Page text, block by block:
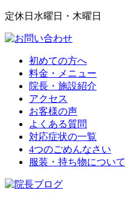
定休日 水曜日・木曜日
初めての方へ
料金・メニュー
院長・施設紹介
アクセス
お客様の声
よくある質問
対応症状の一覧
4つのごめんなさい
服装・持ち物について